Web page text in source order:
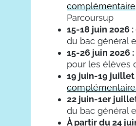
complémentaire
Parcoursup
15-18 juin 2026 :
du bac général
15-26 juin 2026 :
pour les élèves
19 juin-19 juillet
22 juin-1er
du bac général
À partir du 24